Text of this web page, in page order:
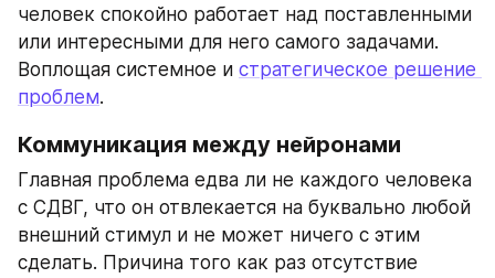
человек спокойно работает над поставленными
или интересными для него самого задачами.
Воплощая системное и стратегическое решение
проблем.
Коммуникация между нейронами
Главная проблема едва ли не каждого человека
с СДВГ, что он отвлекается на буквально любой
внешний стимул и не может ничего с этим
сделать. Причина того как раз отсутствие